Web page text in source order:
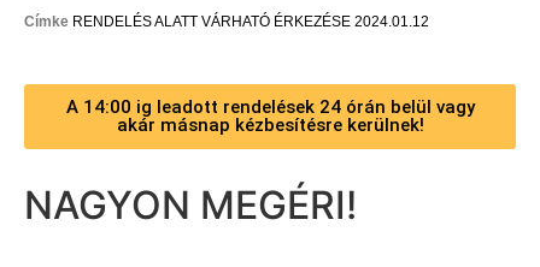
Címke RENDELÉS ALATT VÁRHATÓ ÉRKEZÉSE 2024.01.12
A 14:00 ig leadott rendelések 24 órán belül vagy
akár másnap kézbesítésre kerülnek!
NAGYON MEGÉRI!